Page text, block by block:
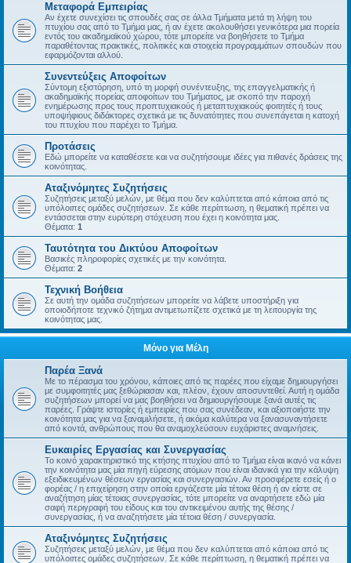
Μεταφορά Εμπειρίας
Αν έχετε συνεχίσει τις σπουδές σας σε άλλα Τμήματα μετά τη λήψη του
πτυχίου σας από το Τμήμα μας, ή αν έχετε ακολουθήσει γενικότερα μια πορεία
εντός του ακαδημαϊκού χώρου, τότε μπορείτε να βοηθήσετε το Τμήμα
παραθέτοντας πρακτικές, πολιτικές και στοιχεία προγραμμάτων σπουδών που
εφαρμόζονται αλλού.
Συνεντεύξεις Αποφοίτων
Σύντομη εξιστόρηση, υπό τη μορφή συνέντευξης, της επαγγελματικής ή
ακαδημαϊκής πορείας αποφοίτων του Τμήματος, με σκοπό την παροχή
ενημέρωσης προς τους προπτυχιακούς ή μεταπτυχιακούς φοιτητές ή τους
υποψήφιους διδάκτορες σχετικά με τις δυνατότητες που συνεπάγεται η κατοχή
του πτυχίου που παρέχει το Τμήμα.
Προτάσεις
Εδώ μπορείτε να καταθέσετε και να συζητήσουμε ιδέες για πιθανές δράσεις της
κοινότητας.
Αταξινόμητες Συζητήσεις
Συζητήσεις μεταξύ μελών, με θέμα που δεν καλύπτεται από κάποια από τις
υπόλοιπες ομάδες συζητήσεων. Σε κάθε περίπτωση, η θεματική πρέπει να
εντάσσεται στην ευρύτερη στόχευση που έχει η κοινότητα μας.
Θέματα: 1
Ταυτότητα του Δικτύου Αποφοίτων
Βασικές πληροφορίες σχετικές με την κοινότητα.
Θέματα: 2
Τεχνική Βοήθεια
Σε αυτή την ομάδα συζητήσεων μπορείτε να λάβετε υποστήριξη για
οποιοδήποτε τεχνικό ζήτημα αντιμετωπίζετε σχετικά με τη λειτουργία της
κοινότητας μας.
Μόνο για Μέλη
Παρέα Ξανά
Με το πέρασμα του χρόνου, κάποιες από τις παρέες που είχαμε δημιουργήσει
με συμφοιτητές μας ξεθώριασαν και, πλέον, έχουν αποσυντεθεί. Αυτή η ομάδα
συζητήσεων μπορεί να μας βοηθήσει να δημιουργήσουμε ξανά αυτές τις
παρέες. Γράψτε ιστορίες ή εμπειρίες που σας συνέδεαν, και αξιοποιήστε την
κοινότητα μας για να ξαναμιλήσετε, ή ακόμα καλύτερα να ξανασυναντήσετε
από κοντά, ανθρώπους που θα αναμοχλεύσουν ευχάριστες αναμνήσεις.
Ευκαιρίες Εργασίας και Συνεργασίας
Το κοινό χαρακτηριστικό της κτήσης πτυχίου από το Τμήμα είναι ικανό να κάνει
την κοινότητα μας μία πηγή εύρεσης ατόμων που είναι ιδανικά για την κάλυψη
εξειδικευμένων θέσεων εργασίας και συνεργασιών. Αν προσφέρετε εσείς ή ο
φορέας / η επιχείρηση στην οποία εργάζεστε μία τέτοια θέση ή αν είστε σε
αναζήτηση μίας τέτοιας συνεργασίας, τότε μπορείτε να αναρτήσετε εδώ μία
σαφή περιγραφή του είδους και του αντικειμένου αυτής της θέσης /
συνεργασίας, ή να αναζητήσετε μία τέτοια θέση / συνεργασία.
Αταξινόμητες Συζητήσεις
Συζητήσεις μεταξύ μελών, με θέμα που δεν καλύπτεται από κάποια από τις
υπόλοιπες ομάδες συζητήσεων. Σε κάθε περίπτωση, η θεματική πρέπει να